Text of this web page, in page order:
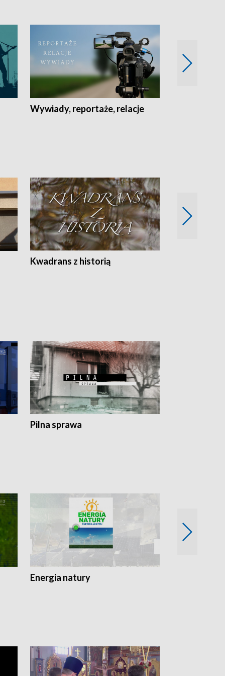
Wywiady, reportaże, relacje
Kwadrans z historią
Pilna sprawa
Energia natury